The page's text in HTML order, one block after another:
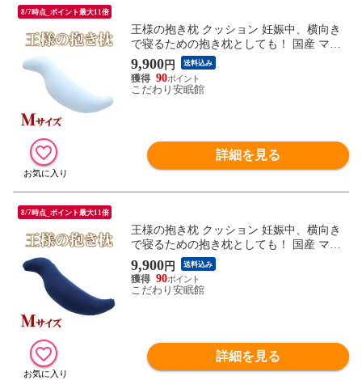
8/7時点_ポイント最大11倍
王様の抱き枕 クッション 妊娠中、横向き
で寝るための抱き枕としても！ 国産 マタ
ニティ ママの抱き枕 洗える 手洗い リラッ
クス 抱きまくら 新生活 一人暮らし 春抱き
枕 ギフト (Mサイズ/30×110×20cm ブルー)
9,900円 送料込み
90
こだわり安眠館
詳細を見る
8/7時点_ポイント最大11倍
王様の抱き枕 クッション 妊娠中、横向き
で寝るための抱き枕としても！ 国産 マタ
ニティ ママの抱き枕 洗える 手洗い リラッ
クス 抱きまくら 新生活 一人暮らし 春抱き
枕 ギフト (Mサイズ/30×110×20cm ネイビ
9,900円 送料込み
90
こだわり安眠館
詳細を見る